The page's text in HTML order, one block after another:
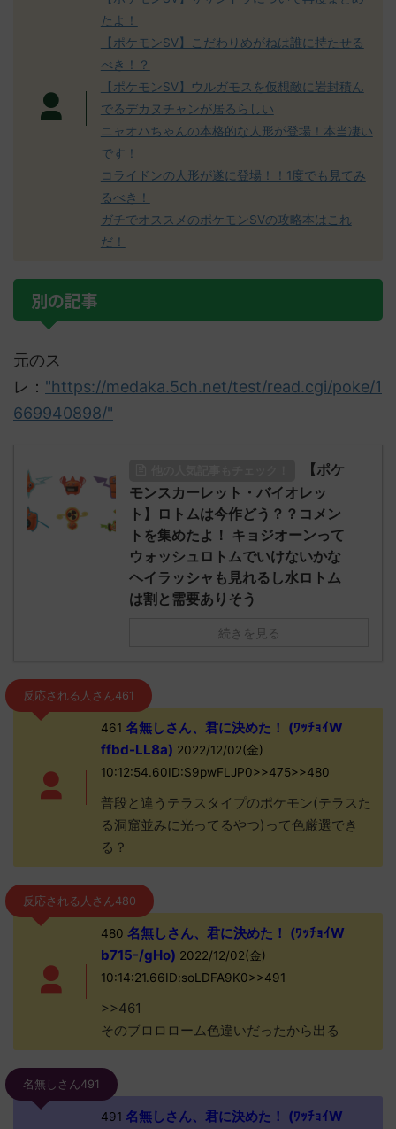
たよ！
【ポケモンSV】こだわりめがねは誰に持たせる
べき！？
【ポケモンSV】ウルガモスを仮想敵に岩封積ん
でるデカヌチャンが居るらしい
ニャオハちゃんの本格的な人形が登場！本当凄い
です！
コライドンの人形が遂に登場！！1度でも見てみ
るべき！
ガチでオススメのポケモンSVの攻略本はこれ
だ！
別の記事
元のス
レ： "https://medaka.5ch.net/test/read.cgi/poke/1
669940898/"
【ポケ
モンスカーレット・バイオレッ
ト】ロトムは今作どう？？コメン
トを集めたよ！ キョジオーンって
ウォッシュロトムでいけないかな
ヘイラッシャも見れるし水ロトム
は割と需要ありそう
続きを見る
反応される人さん461
461 名無しさん、君に決めた！ (ﾜｯﾁｮｲW
ffbd-LL8a) 2022/12/02(金)
10:12:54.60ID:S9pwFLJP0>>475>>480
普段と違うテラスタイプのポケモン(テラスた
る洞窟並みに光ってるやつ)って色厳選でき
る？
反応される人さん480
480 名無しさん、君に決めた！ (ﾜｯﾁｮｲW
b715-/gHo) 2022/12/02(金)
10:14:21.66ID:soLDFA9K0>>491
>>461
そのブロロローム色違いだったから出る
名無しさん491
491 名無しさん、君に決めた！ (ﾜｯﾁｮｲW